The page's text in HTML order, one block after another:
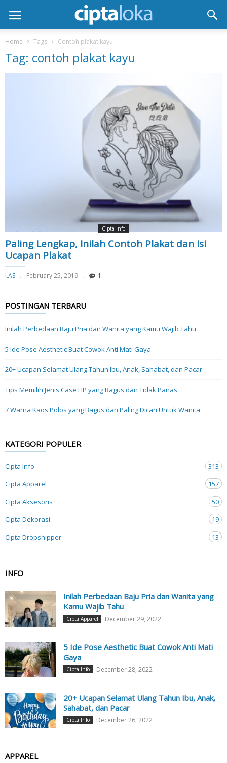
Home Tags Contoh plakat kayu
Tag: contoh plakat kayu
Cipta Info
Paling Lengkap, Inilah Contoh Plakat dan Isi
Ucapan Plakat
I.AS February 25, 2019 1
POSTINGAN TERBARU
Inilah Perbedaan Baju Pria dan Wanita yang Kamu Wajib Tahu
5 Ide Pose Aesthetic Buat Cowok Anti Mati Gaya
20+ Ucapan Selamat Ulang Tahun Ibu, Anak, Sahabat, dan Pacar
Tips Memilih Jenis Case HP yang Bagus dan Tidak Panas
7 Warna Kaos Polos yang Bagus dan Paling Dicari Untuk Wanita
KATEGORI POPULER
Cipta Info
313
Cipta Apparel
157
Cipta Aksesoris
50
Cipta Dekorasi
19
Cipta Dropshipper
13
INFO
Inilah Perbedaan Baju Pria dan Wanita yang
Kamu Wajib Tahu
Cipta Apparel December 29, 2022
5 Ide Pose Aesthetic Buat Cowok Anti Mati
Gaya
Cipta Info December 28, 2022
20+ Ucapan Selamat Ulang Tahun Ibu, Anak,
Sahabat, dan Pacar
Cipta Info December 26, 2022
APPAREL